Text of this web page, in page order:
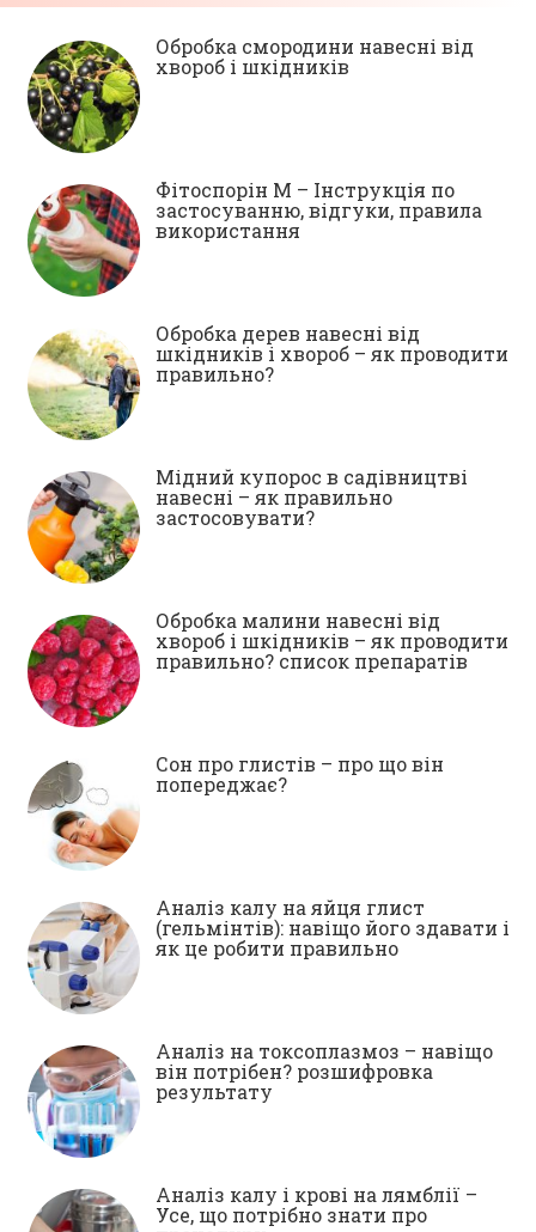
Обробка смородини навесні від
хвороб і шкідників
Фітоспорін М – Інструкція по
застосуванню, відгуки, правила
використання
Обробка дерев навесні від
шкідників і хвороб – як проводити
правильно?
Мідний купорос в садівництві
навесні – як правильно
застосовувати?
Обробка малини навесні від
хвороб і шкідників – як проводити
правильно? список препаратів
Сон про глистів – про що він
попереджає?
Аналіз калу на яйця глист
(гельмінтів): навіщо його здавати і
як це робити правильно
Аналіз на токсоплазмоз – навіщо
він потрібен? розшифровка
результату
Аналіз калу і крові на лямблії –
Усе, що потрібно знати про